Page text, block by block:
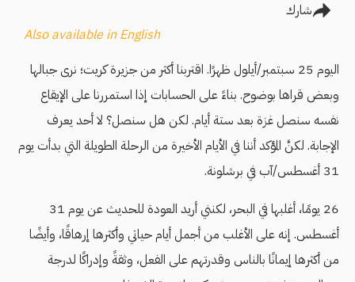
شارك
Also available in English
اليوم 25 سبتمبر/أيلول ظهرًا. اقتربنا أكثر من جزيرة كريت؛ نرى جبالها
وبعض قراها بوضوح. بناءً على الحسابات إذا استمررنا على الإيقاع
نفسه سنصل غزة بعد ستة أيام. لكن هل سنصل؟ لا أحد يعرف
الإجابة. لكنَّ المؤكد أننا في الأيام الأخيرة من الرحلة الطويلة التي بدأت يوم
31 أغسطس/آب في برشلونة.
26 يومًا، أغلبها في البحر، لكنني أريد العودة للحديث عن يوم 31
أغسطس. إنه على الأغلب من أجمل أيام حياتي وأكثرها إرهاقًا، وأيضًا
من أكثرها إيمانًا بالناس وقدرتهم على الفعل، وثقةً وإدراكًا لدرجة